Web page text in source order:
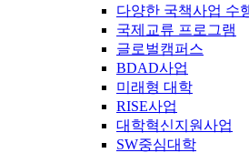
다양한 국책사업 수
국제교류 프로그램
글로벌캠퍼스
BDAD사업
미래형 대학
RISE사업
대학혁신지원사업
SW중심대학